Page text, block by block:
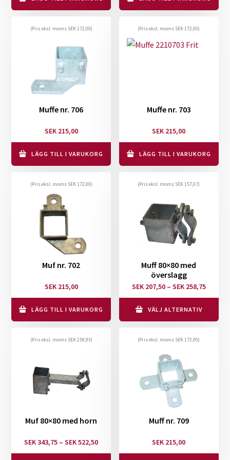
(Pris eksl. moms SEK172,00)
Muffe nr. 706
SEK215,00
LÄGG TILL I VARUKORG
(Pris eksl. moms SEK172,00)
Muffe nr. 703
SEK 215,00
LÄGG TILL I VARUKORG
(Pris eksl. moms SEK172,00)
Muf nr. 702
SEK215,00
LÄGG TILL I VARUKORG
(Pris eksl. moms SEK157,07)
Muff 80×80 med
överslagg
SEK207,50 – SEK258,75
SEK
SEK
VÄLJ ALTERNATIV
Den
flera
varianter.
(Pris eksl. moms SEK259,93)
Muf 80×80 med horn
SEK343,75 – SEK522,50Prisintervall:
SEK 343,75
(Pris eksl. moms SEK172,00)
Muff nr. 709
SEK 215,00